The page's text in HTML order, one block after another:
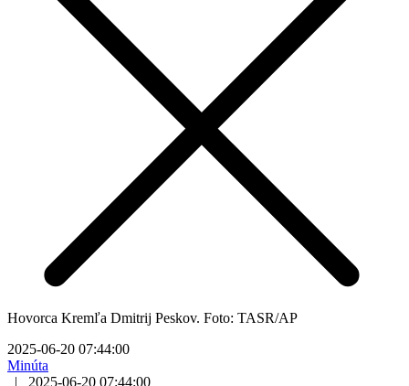
Hovorca Kremľa Dmitrij Peskov. Foto: TASR/AP
2025-06-20 07:44:00
Minúta
|
2025-06-20 07:44:00